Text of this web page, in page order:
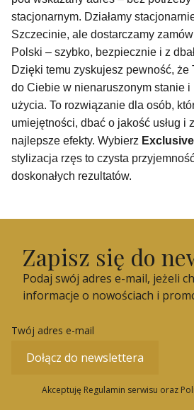
stacjonarnym. Działamy
Szczecinie, ale dostarczamy
Polski – szybko, bezpiecznie i z
Dzięki temu zyskujesz pewność, że
do Ciebie w nienaruszonym stanie i
użycia. To rozwiązanie dla osób,
umiejętności, dbać o jakość usług i
najlepsze efekty. Wybierz
stylizacja rzęs to czysta
doskonałych rezultatów.
Zapisz się do
Podaj swój adres e-mail, jeżeli
informacje o nowościach i
Twój adres e-mail
Dołącz do newslettera
Akceptuję Regulamin serwisu oraz